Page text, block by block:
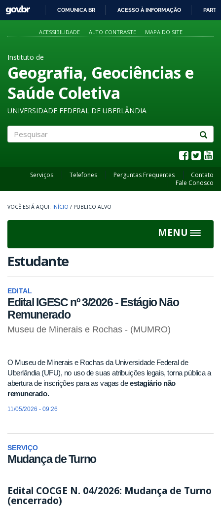
PARA
O
GOVBR
COMUNICA BR ACESSO À INFORMAÇÃO
ACESSIBILIDADE ALTO CONTRASTE MAPA DO SITE
Instituto de
Geografia, Geociências e
Saúde Coletiva
UNIVERSIDADE FEDERAL DE UBERLÂNDIA
Serviços Telefones Perguntas Frequentes
Contato
Fale Conosco
INÍCIO / PUBLICO ALVO
MENU
Toggle
Estudante
EDITAL
Edital IGESC nº 3/2026 - Estágio Não
Remunerado
Museu de Minerais e Rochas - (MUMRO)
O Museu de Minerais e Rochas da Universidade Federal de
Uberlândia (UFU), no uso de suas atribuições legais, torna pública a
abertura de inscrições para as vagas deestagiário não
remunerado.
11/05/2026 - 09:26
SERVIÇO
Mudança de Turno
Edital COCGE N. 04/2026: Mudança de Turno
(encerrado)